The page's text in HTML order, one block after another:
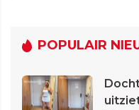
POPULAIR